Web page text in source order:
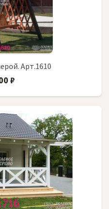
Арт.1610
₽